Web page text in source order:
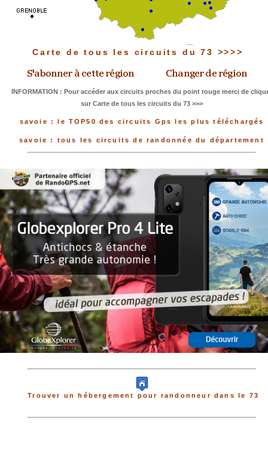
Carte de tous les circuits du 73 >>>>
INFORMATION : Pour accéder aux circuits proches du point rouge merci de
sur Carte de tous les circuits du 73 >>>
savoie : le TOP50 des circuits Gps les plus téléchargés
savoie : tous les circuits de randonnée du département
Trouver un hébergement pour randonneur dans le 73